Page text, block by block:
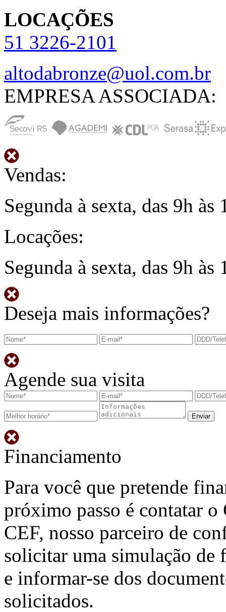
LOCAÇÕES
51 3226-2101
altodabronze@uol.com.br
EMPRESA ASSOCIADA:
Vendas:
Segunda à sexta, das 9h
Locações:
Segunda à sexta, das 9h
Deseja mais informações?
Agende sua visita
Financiamento
Para você que pretende
próximo passo é contatar o
CEF, nosso parceiro de
solicitar uma simulação de
e informar-se dos
solicitados.